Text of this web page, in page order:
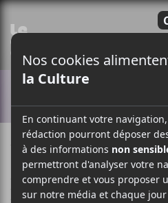
7 JUIN 2024
PARCHUDYANNA BAZILE
/ FRANCOPHONE
/ HIP HOP / RAP
/ R & B / SOUL